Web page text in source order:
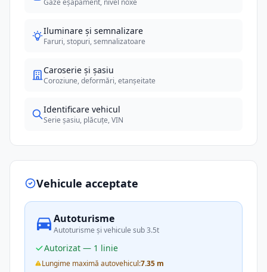
Gaze eșapament, nivel noxe
Iluminare și semnalizare
Faruri, stopuri, semnalizatoare
Caroserie și șasiu
Coroziune, deformări, etanșeitate
Identificare vehicul
Serie șasiu, plăcuțe, VIN
Vehicule acceptate
Autoturisme
Autoturisme și vehicule sub 3.5t
Autorizat — 1 linie
Lungime maximă autovehicul:7.35 m